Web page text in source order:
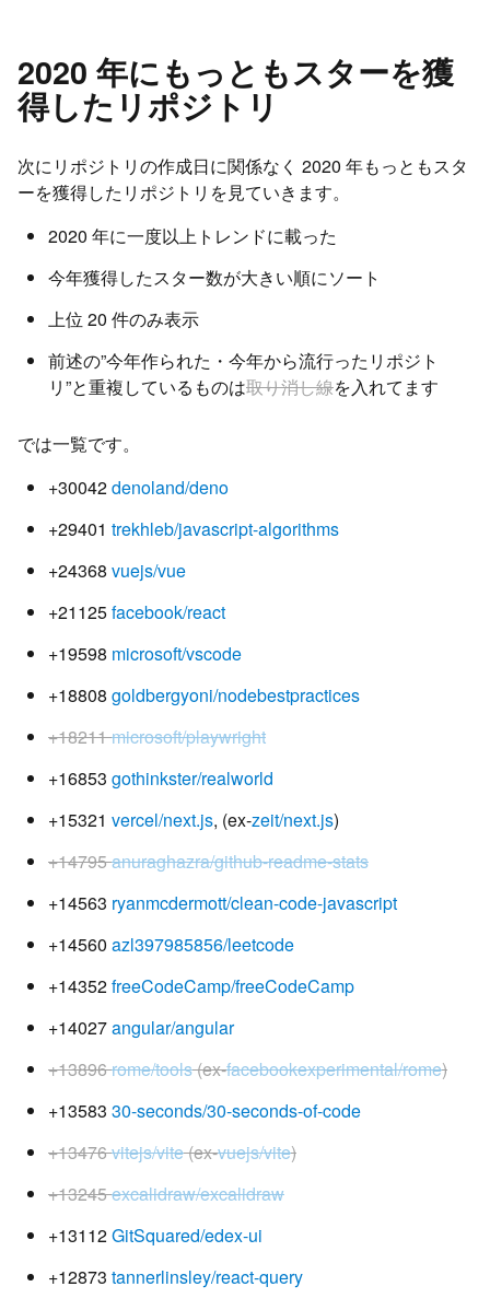
2020 年にもっともスターを獲
得したリポジトリ
次にリポジトリの作成日に関係なく 2020 年もっともスタ
ーを獲得したリポジトリを見ていきます。
2020 年に一度以上トレンドに載った
今年獲得したスター数が大きい順にソート
上位 20 件のみ表示
前述の”今年作られた・今年から流行ったリポジト
リ”と重複しているものは取り消し線を入れてます
では一覧です。
+30042denoland/deno
+29401 trekhleb/javascript-algorithms
+24368 vuejs/vue
+21125facebook/react
+19598 microsoft/vscode
+18808 goldbergyoni/nodebestpractices
+18211microsoft/playwright
+16853 gothinkster/realworld
+15321 vercel/next.js, (ex-zeit/next.js)
+14795anuraghazra/github-readme-stats
+14563 ryanmcdermott/clean-code-javascript
+14560 azl397985856/leetcode
+14352freeCodeCamp/freeCodeCamp
+14027angular/angular
+13896rome/tools(ex-facebookexperimental/rome)
+13583 30-seconds/30-seconds-of-code
+13476vitejs/vite(ex-vuejs/vite)
+13245excalidraw/excalidraw
+13112GitSquared/edex-ui
+12873 tannerlinsley/react-query